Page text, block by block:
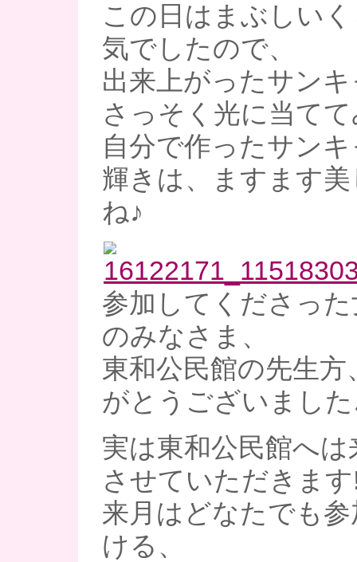
この日はまぶしい
気でしたので、
出来上がったサン
さっそく光に当て
自分で作ったサン
輝きは、ますます
ね♪
参加してくださっ
のみなさま、
東和公民館の先生
がとうございました
実は東和公民館へ
させていただきま
来月はどなたでも
ける、